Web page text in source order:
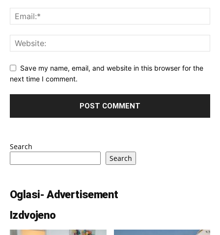
Save my name, email, and website in this browser for the
next time I comment.
Search
Search
Oglasi- Advertisement
Izdvojeno